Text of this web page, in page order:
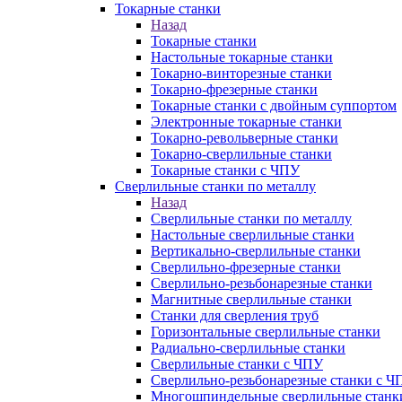
Токарные станки
Назад
Токарные станки
Настольные токарные станки
Токарно-винторезные станки
Токарно-фрезерные станки
Токарные станки с двойным суппортом
Электронные токарные станки
Токарно-револьверные станки
Токарно-сверлильные станки
Токарные станки с ЧПУ
Сверлильные станки по металлу
Назад
Сверлильные станки по металлу
Настольные сверлильные станки
Вертикально-сверлильные станки
Сверлильно-фрезерные станки
Сверлильно-резьбонарезные станки
Магнитные сверлильные станки
Станки для сверления труб
Горизонтальные сверлильные станки
Радиально-сверлильные станки
Сверлильные станки с ЧПУ
Сверлильно-резьбонарезные станки с
Многошпиндельные сверлильные